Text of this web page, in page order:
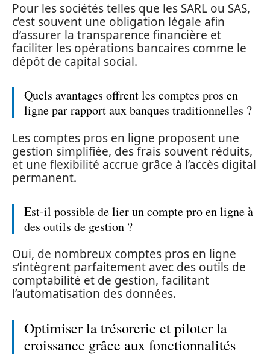
Pour les sociétés telles que les SARL ou SAS,
c’est souvent une obligation légale afin
d’assurer la transparence financière et
faciliter les opérations bancaires comme le
dépôt de capital social.
Quels avantages offrent les comptes pros en
ligne par rapport aux banques traditionnelles ?
Les comptes pros en ligne proposent une
gestion simplifiée, des frais souvent réduits,
et une flexibilité accrue grâce à l’accès digital
permanent.
Est-il possible de lier un compte pro en ligne à
des outils de gestion ?
Oui, de nombreux comptes pros en ligne
s’intègrent parfaitement avec des outils de
comptabilité et de gestion, facilitant
l’automatisation des données.
Optimiser la trésorerie et piloter la
croissance grâce aux fonctionnalités